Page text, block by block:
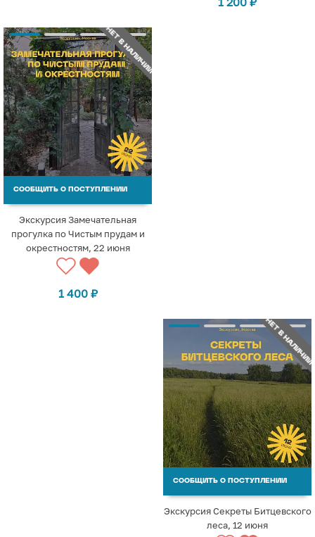
НЕТ В НАЛИЧИИ
СООБЩИТЬ О ПОСТУПЛЕНИИ
Экскурсия Замечательная
прогулка по Чистым прудам и
окрестностям, 22 июня
1 400 ₽
НЕТ В НАЛИЧИИ
СООБЩИТЬ О ПОСТУПЛЕНИИ
Экскурсия Секреты Битцевского
леса, 12 июня